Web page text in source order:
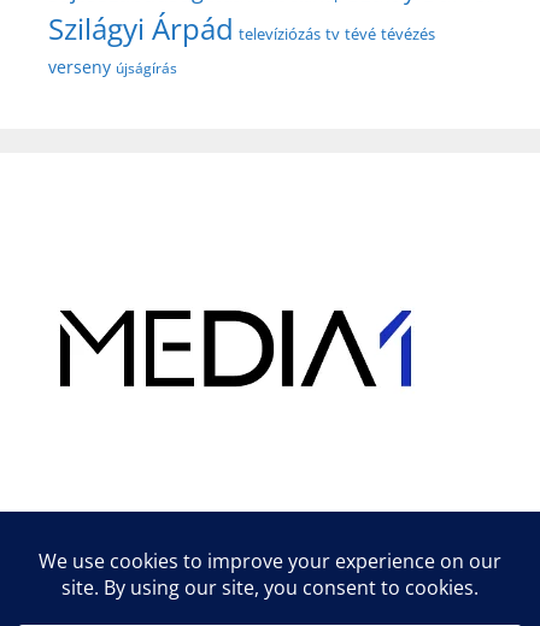
Szilágyi Árpád televíziózás tv tévé tévézés
verseny újságírás